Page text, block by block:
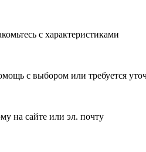
с характеристиками
с выбором или требуется
на сайте или эл. почту